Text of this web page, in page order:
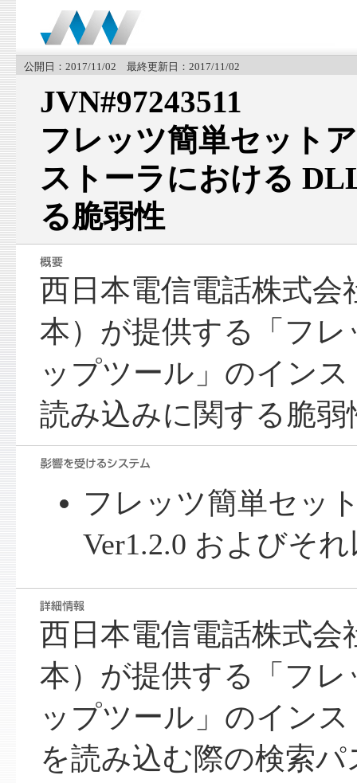
公開日：2017/11/02 最終更新日：2017/11/02
JVN#97243511
フレッツ簡単セット
ストーラにおける
る脆弱性
西日本電信電話株式会
本）が提供する「フ
ップツール」のイン
読み込みに関する脆
フレッツ簡単セッ
Ver1.2.0 およびそ
西日本電信電話株式会
本）が提供する「フ
ップツール」のイン
を読み込む際の検索